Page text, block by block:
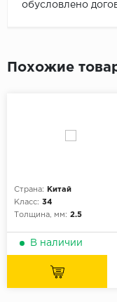
обусловлено
Похожие
Страна:
Китай
Класс: 34
Толщина, мм: 2.5
В наличии